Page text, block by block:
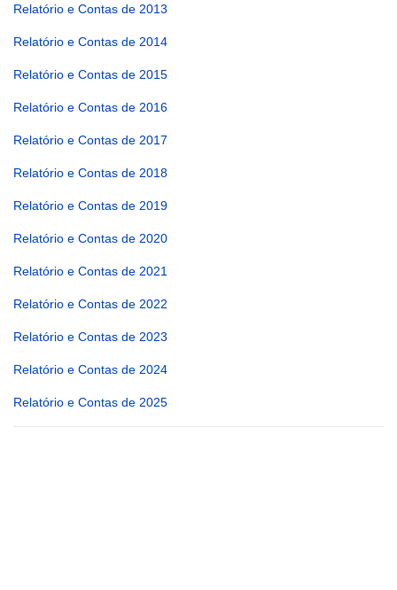
Relatório e Contas de 2013
Relatório e Contas de 2014
Relatório e Contas de 2015
Relatório e Contas de 2016
Relatório e Contas de 2017
Relatório e Contas de 2018
Relatório e Contas de 2019
Relatório e Contas de 2020
Relatório e Contas de 2021
Relatório e Contas de 2022
Relatório e Contas de 2023
Relatório e Contas de 2024
Relatório e Contas de 2025